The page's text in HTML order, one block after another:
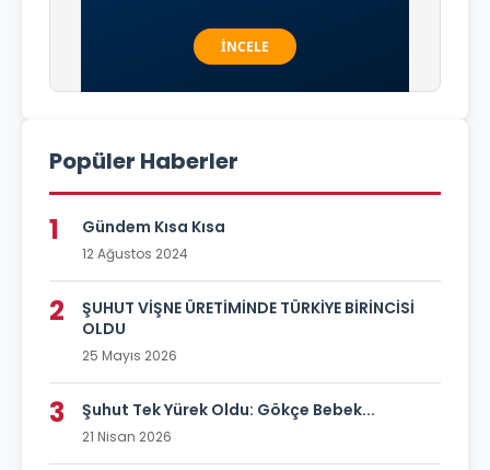
Popüler Haberler
1 Gündem Kısa Kısa
12 Ağustos 2024
2
ŞUHUT VİŞNE ÜRETİMİNDE TÜRKİYE BİRİNCİSİ
OLDU
25 Mayıs 2026
3 Şuhut Tek Yürek Oldu: Gökçe Bebek...
21 Nisan 2026